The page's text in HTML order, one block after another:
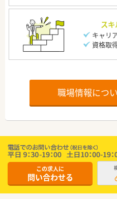
スキ
キャリ
資格取
職場情報につ
この求人に
問い合わせる